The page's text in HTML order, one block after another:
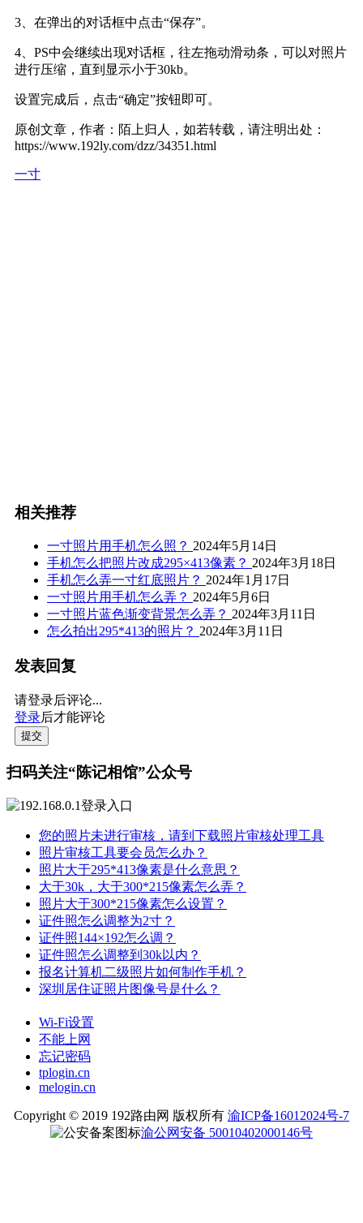
3、在弹出的对话框中点击“保存”。
4、PS中会继续出现对话框，往左拖动滑动条，可以对照片
进行压缩，直到显示小于30kb。
设置完成后，点击“确定”按钮即可。
原创文章，作者：陌上归人，如若转载，请注明出处：
https://www.192ly.com/dzz/34351.html
一寸
相关推荐
一寸照片用手机怎么照？ 2024年5月14日
手机怎么把照片改成295×413像素？ 2024年3月18日
手机怎么弄一寸红底照片？ 2024年1月17日
一寸照片用手机怎么弄？ 2024年5月6日
一寸照片蓝色渐变背景怎么弄？ 2024年3月11日
怎么拍出295*413的照片？ 2024年3月11日
发表回复
请登录后评论...
登录后才能评论
提交
扫码关注“陈记相馆”公众号
您的照片未进行审核，请到下载照片审核处理工具
照片审核工具要会员怎么办？
照片大于295*413像素是什么意思？
大于30k，大于300*215像素怎么弄？
照片大于300*215像素怎么设置？
证件照怎么调整为2寸？
证件照144×192怎么调？
证件照怎么调整到30k以内？
报名计算机二级照片如何制作手机？
深圳居住证照片图像号是什么？
Wi-Fi设置
不能上网
忘记密码
tplogin.cn
melogin.cn
Copyright © 2019 192路由网 版权所有 渝ICP备16012024号-7
渝公网安备 50010402000146号